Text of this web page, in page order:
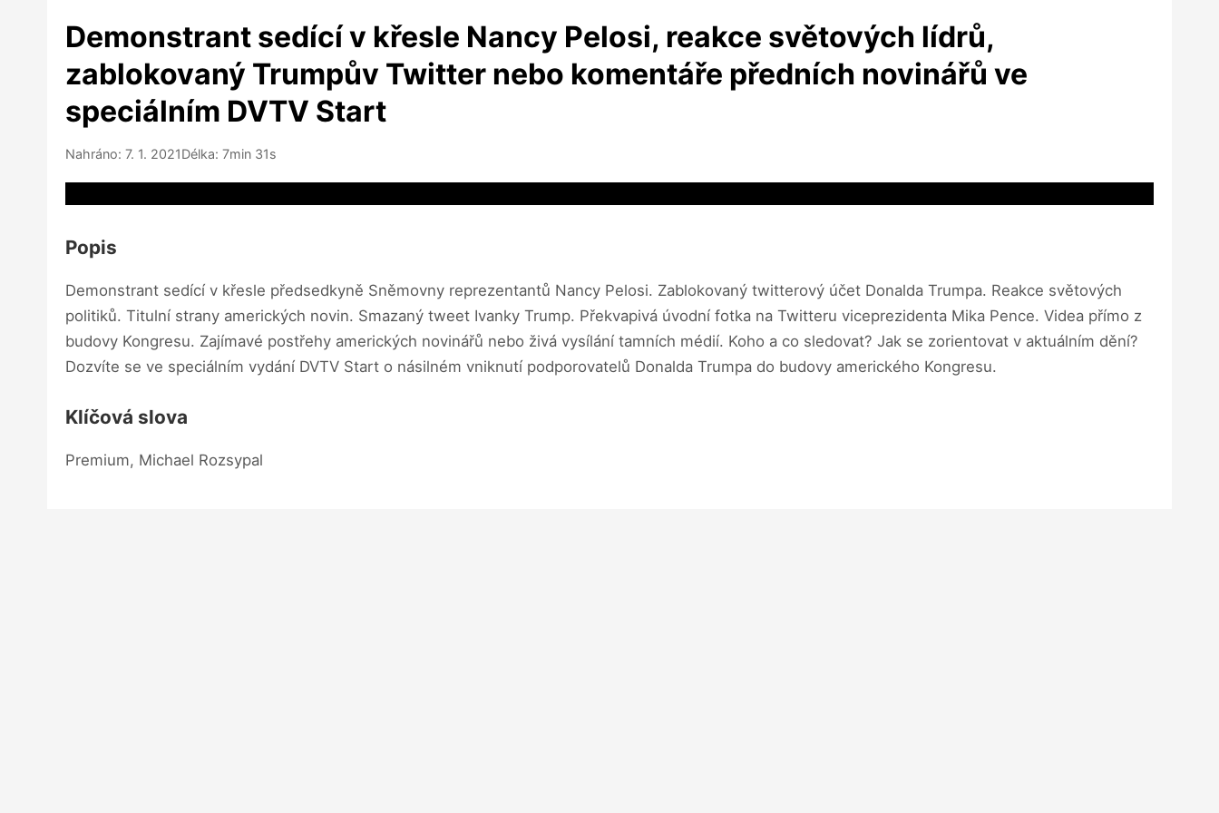
Demonstrant sedící v křesle Nancy Pelosi, reakce světových lídrů,
zablokovaný Trumpův Twitter nebo komentáře předních novinářů ve
speciálním DVTV Start
Nahráno: 7. 1. 2021Délka: 7min 31s
Popis
Demonstrant sedící v křesle předsedkyně Sněmovny reprezentantů Nancy Pelosi. Zablokovaný twitterový účet Donalda Trumpa. Reakce světových
politiků. Titulní strany amerických novin. Smazaný tweet Ivanky Trump. Překvapivá úvodní fotka na Twitteru viceprezidenta Mika Pence. Videa přímo z
budovy Kongresu. Zajímavé postřehy amerických novinářů nebo živá vysílání tamních médií. Koho a co sledovat? Jak se zorientovat v aktuálním dění?
Dozvíte se ve speciálním vydání DVTV Start o násilném vniknutí podporovatelů Donalda Trumpa do budovy amerického Kongresu.
Klíčová slova
Premium, Michael Rozsypal